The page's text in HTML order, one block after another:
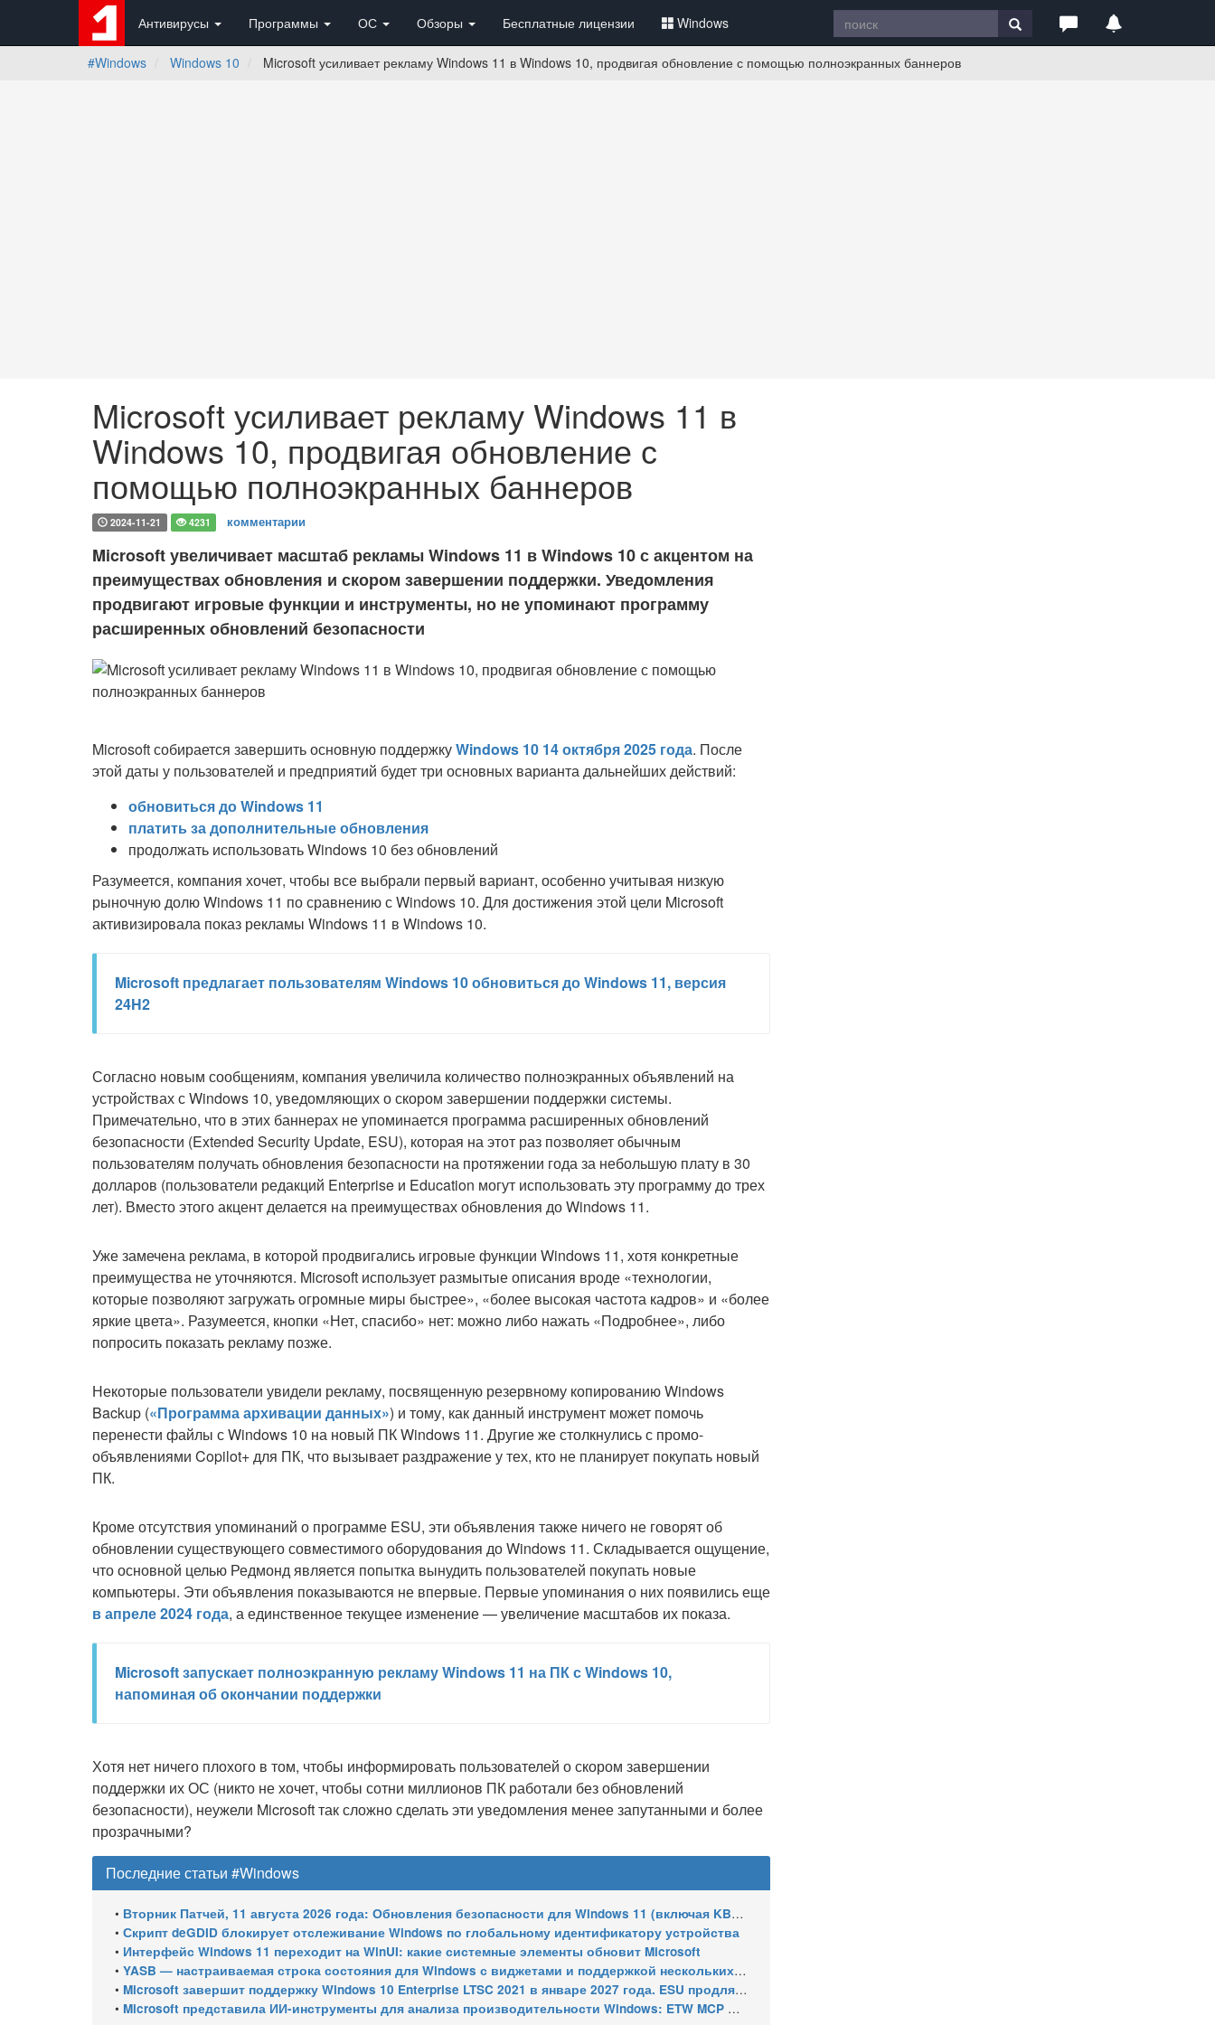
Антивирусы Программы ОС Обзоры Бесплатные лицензии Windows
#Windows Windows 10 Microsoft усиливает рекламу Windows 11 в Windows 10, продвигая обновление с помощью полноэкранных баннеров
Microsoft усиливает рекламу Windows 11 в
Windows 10, продвигая обновление с
помощью полноэкранных баннеров
2024-11-21 4231 комментарии
Microsoft увеличивает масштаб рекламы Windows 11 в Windows 10 с акцентом на
преимуществах обновления и скором завершении поддержки. Уведомления
продвигают игровые функции и инструменты, но не упоминают программу
расширенных обновлений безопасности
Microsoft собирается завершить основную поддержкуWindows 10 14 октября 2025 года. После
этой даты у пользователей и предприятий будет три основных варианта дальнейших действий:
обновиться до Windows 11
платить за дополнительные обновления
продолжать использовать Windows 10 без обновлений
Разумеется, компания хочет, чтобы все выбрали первый вариант, особенно учитывая низкую
рыночную долю Windows 11 по сравнению с Windows 10. Для достижения этой цели Microsoft
активизировала показ рекламы Windows 11 в Windows 10.
Microsoft предлагает пользователям Windows 10 обновиться до Windows 11, версия
24H2
Согласно новым сообщениям, компания увеличила количество полноэкранных объявлений на
устройствах с Windows 10, уведомляющих о скором завершении поддержки системы.
Примечательно, что в этих баннерах не упоминается программа расширенных обновлений
безопасности (Extended Security Update, ESU), которая на этот раз позволяет обычным
пользователям получать обновления безопасности на протяжении года за небольшую плату в 30
долларов (пользователи редакций Enterprise и Education могут использовать эту программу до трех
лет). Вместо этого акцент делается на преимуществах обновления до Windows 11.
Уже замечена реклама, в которой продвигались игровые функции Windows 11, хотя конкретные
преимущества не уточняются. Microsoft использует размытые описания вроде «технологии,
которые позволяют загружать огромные миры быстрее», «более высокая частота кадров» и «более
яркие цвета». Разумеется, кнопки «Нет, спасибо» нет: можно либо нажать «Подробнее», либо
попросить показать рекламу позже.
Некоторые пользователи увидели рекламу, посвященную резервному копированию Windows
Backup («Программа архивации данных») и тому, как данный инструмент может помочь
перенести файлы с Windows 10 на новый ПК Windows 11. Другие же столкнулись с промо-
объявлениями Copilot+ для ПК, что вызывает раздражение у тех, кто не планирует покупать новый
ПК.
Кроме отсутствия упоминаний о программе ESU, эти объявления также ничего не говорят об
обновлении существующего совместимого оборудования до Windows 11. Складывается ощущение,
что основной целью Редмонд является попытка вынудить пользователей покупать новые
компьютеры. Эти объявления показываются не впервые. Первые упоминания о них появились еще
в апреле 2024 года, а единственное текущее изменение — увеличение масштабов их показа.
Microsoft запускает полноэкранную рекламу Windows 11 на ПК с Windows 10,
напоминая об окончании поддержки
Хотя нет ничего плохого в том, чтобы информировать пользователей о скором завершении
поддержки их ОС (никто не хочет, чтобы сотни миллионов ПК работали без обновлений
безопасности), неужели Microsoft так сложно сделать эти уведомления менее запутанными и более
прозрачными?
Последние статьи #Windows
• Вторник Патчей, 11 августа 2026 года: Обновления безопасности для Windows 11 (включая KB5121003), ESU-обновления для Windows 10
• Скрипт deGDID блокирует отслеживание Windows по глобальному идентификатору устройства
• Интерфейс Windows 11 переходит на WinUI: какие системные элементы обновит Microsoft
• YASB — настраиваемая строка состояния для Windows с виджетами и поддержкой нескольких мониторов
• Microsoft завершит поддержку Windows 10 Enterprise LTSC 2021 в январе 2027 года. ESU продлят обновления до января 2030 года
• Microsoft представила ИИ-инструменты для анализа производительности Windows: ETW MCP и WPA MCP